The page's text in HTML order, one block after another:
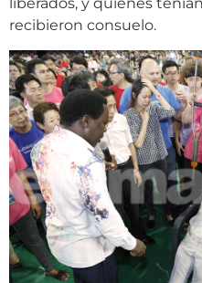
liberados, y quienes
recibieron consuelo.